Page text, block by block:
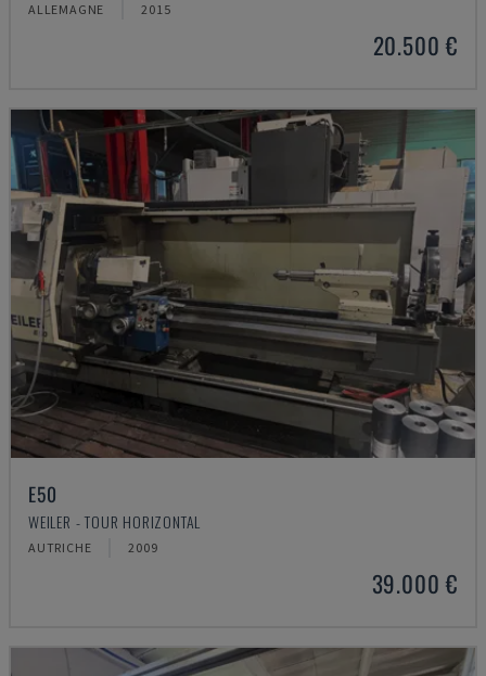
ALLEMAGNE 2015
20.500 €
E50
WEILER - TOUR HORIZONTAL
AUTRICHE 2009
39.000 €